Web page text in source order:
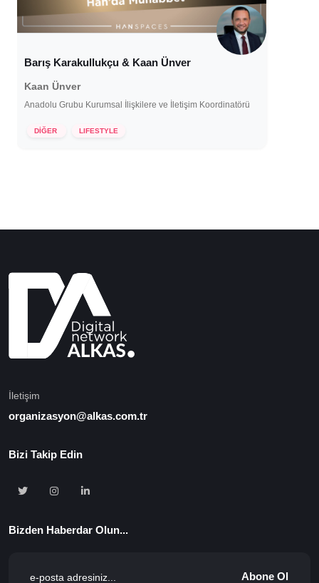
Barış Karakullukçu & Kaan Ünver
Kaan Ünver
Anadolu Grubu Kurumsal İlişkilere ve İletişim Koordinatörü
DİĞER LIFESTYLE
İletişim
organizasyon@alkas.com.tr
Bizi Takip Edin
Bizden Haberdar Olun...
Abone Ol